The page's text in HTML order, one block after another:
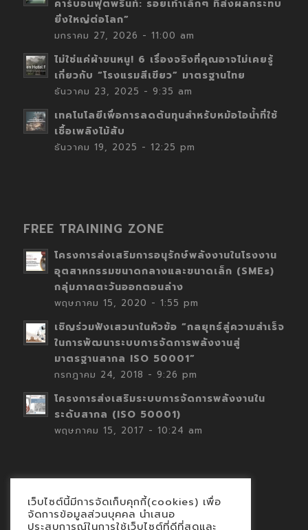
คาร์บอนฟุตพริ้นท์: รอยเท้าเล็กๆ ที่ส่งผลกระทบ
ยิ่งใหญ่ต่อโลก”
มกราคม 27, 2026 - 11:00 am
ไม่ใช่แค่ผ้าขนหนู! 6 เรื่องจริงที่คุณอาจไม่เคยรู้
เกี่ยวกับ “โรงแรมสีเขียว” มาตรฐานไทย
ธันวาคม 23, 2025 - 9:35 am
เทคโนโลยีเพื่อการลดต้นทุนสำหรับหม้อไอน้ำที่ใช้
เชื้อเพลิงไม้สับ
ธันวาคม 19, 2025 - 12:25 pm
FREE TRAINING ZONE
โครงการส่งเสริมการอนุรักษ์พลังงานในโรงงาน
อุตสาหกรรมขนาดกลางและขนาดเล็ก (SMEs)
กลุ่มภาคตะวันออกตอนล่าง
พฤษภาคม 15, 2020 - 1:55 pm
เชิญร่วมฟังเสวนาในหัวข้อ “กลยุทธ์สู่ความสำเร็จ
ในการพัฒนาระบบการจัดการพลังงานสู่
มาตรฐานสากล ISO 50001”
กรกฎาคม 24, 2018 - 9:26 pm
โครงการส่งเสริมระบบการจัดการพลังงานใน
ระดับสากล (ISO 50001)
พฤษภาคม 15, 2017 - 10:24 am
Contact
เว็บไซต์นี้มีการจัดเก็บคุกกี้(cookies) เพื่อ
จัดการข้อมูลส่วนบุคคล นำเสนอ
ประสบการณ์ในการใช้เว็บไซต์ที่ดีที่สุดและ